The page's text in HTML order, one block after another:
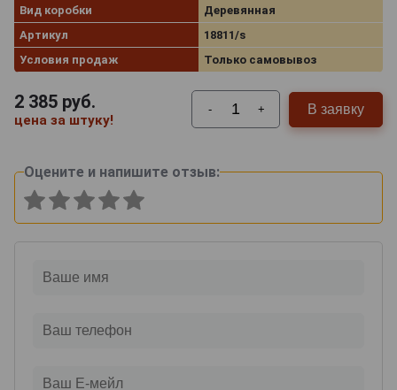
Вид коробки
Деревянная
Артикул
18811/s
Условия продаж
Только самовывоз
2 385 руб.
цена за штуку!
- + В заявку
Оцените и напишите отзыв: